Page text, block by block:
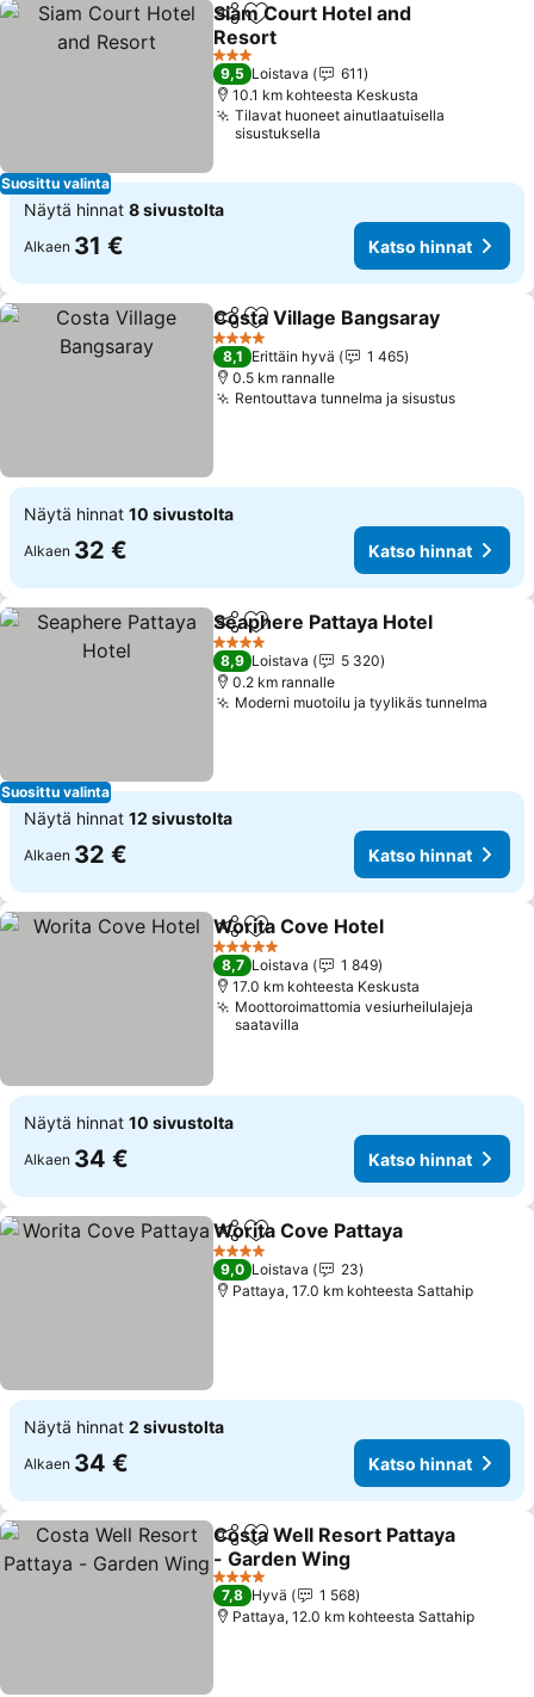
Suosittu valinta
Jaa Lisää suosikkeihin
Siam Court Hotel and
Resort
3 Tähtiluokitus
9,5 Loistava
611
10.1 km kohteesta Keskusta
Tilavat huoneet ainutlaatuisella
sisustuksella
Näytä hinnat 8 sivustolta
Alkaen 31 € Katso hinnat
Jaa Lisää suosikkeihin
Costa Village Bangsaray
4 Tähtiluokitus
8,1 Erittäin hyvä
1 465
0.5 km rannalle
Rentouttava tunnelma ja sisustus
Näytä hinnat 10 sivustolta
Alkaen 32 € Katso hinnat
Suosittu valinta
Jaa Lisää suosikkeihin
Seaphere Pattaya Hotel
4 Tähtiluokitus
8,9 Loistava
5 320
0.2 km rannalle
Moderni muotoilu ja tyylikäs tunnelma
Näytä hinnat 12 sivustolta
Alkaen 32 € Katso hinnat
Jaa Lisää suosikkeihin
Worita Cove Hotel
5 Tähtiluokitus
8,7 Loistava
1 849
17.0 km kohteesta Keskusta
Moottoroimattomia vesiurheilulajeja
saatavilla
Näytä hinnat 10 sivustolta
Alkaen 34 € Katso hinnat
Jaa Lisää suosikkeihin
Worita Cove Pattaya
4 Tähtiluokitus
9,0 Loistava
23
Pattaya, 17.0 km kohteesta Sattahip
Näytä hinnat 2 sivustolta
Alkaen 34 € Katso hinnat
Jaa Lisää suosikkeihin
Costa Well Resort Pattaya
- Garden Wing
4 Tähtiluokitus
7,8 Hyvä
1 568
Pattaya, 12.0 km kohteesta Sattahip